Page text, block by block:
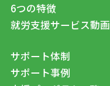
6つの特徴
就労支援サービス動画
サポート体制
サポート事例